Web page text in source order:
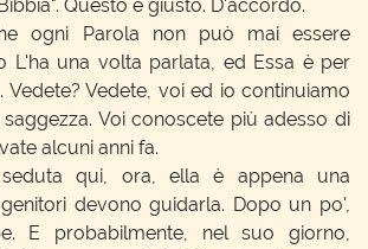
Questo è giusto. D'accordo.
ogni Parola non può mai essere
L'ha una volta parlata, ed Essa è per
Vedete? Vedete, voi ed io continuiamo
Voi conoscete più adesso di
alcuni anni fa.
seduta qui, ora, ella è appena una
devono guidarla. Dopo un po',
E probabilmente, nel suo giorno,